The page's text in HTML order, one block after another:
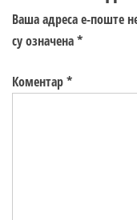
Ваша адреса е-поште
су означена*
Коментар*